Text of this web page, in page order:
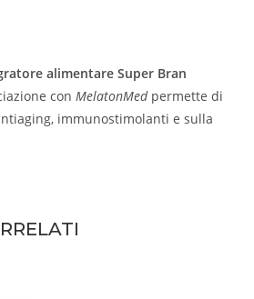
alimentare Super Bran
conMelatonMedpermette di
immunostimolanti e sulla